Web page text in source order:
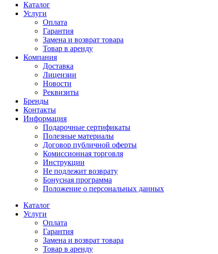
Каталог
Услуги
Оплата
Гарантия
Замена и возврат товара
Товар в аренду
Компания
Доставка
Лицензии
Новости
Реквизиты
Бренды
Контакты
Информация
Подарочные сертификаты
Полезные материалы
Договор публичной оферты
Комиссионная торговля
Инструкции
Не подлежит возврату
Бонусная программа
Положение о персональных данных
Каталог
Услуги
Оплата
Гарантия
Замена и возврат товара
Товар в аренду